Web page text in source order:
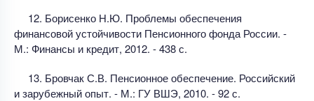
12. Борисенко Н.Ю. Проблемы обеспечения
финансовой устойчивости Пенсионного фонда России. -
М.: Финансы и кредит, 2012. - 438 с.
13. Бровчак С.В. Пенсионное обеспечение. Российский
и зарубежный опыт. - М.: ГУ ВШЭ, 2010. - 92 с.